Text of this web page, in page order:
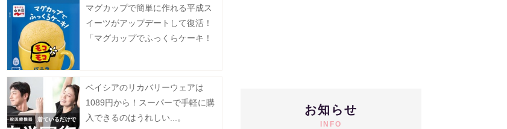
マグカップで簡単に作れる平成ス
イーツがアップデートして復活！
「マグカップでふっくらケーキ！
ベイシアのリカバリーウェアは
1089円から！スーパーで手軽に購
入できるのはうれしい...。
お知らせ
INFO